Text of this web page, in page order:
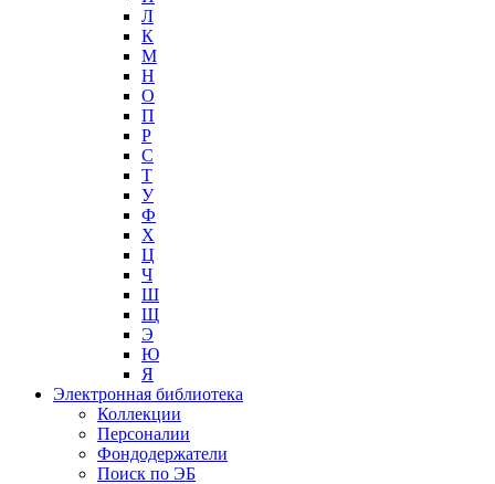
Л
К
М
Н
О
П
Р
С
Т
У
Ф
Х
Ц
Ч
Ш
Щ
Э
Ю
Я
Электронная библиотека
Коллекции
Персоналии
Фондодержатели
Поиск по ЭБ